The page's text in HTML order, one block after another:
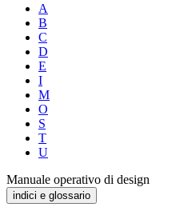
A
B
C
D
E
I
M
O
S
T
U
Manuale operativo di design
indici e glossario